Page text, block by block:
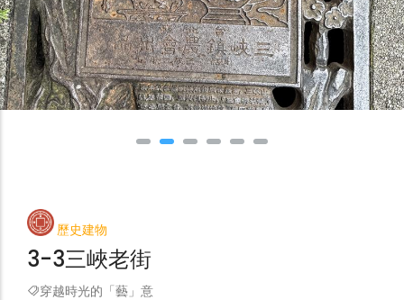
歷史建物
3-3三峽老街
穿越時光的「藝」意